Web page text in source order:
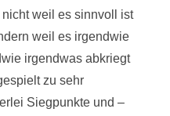
weil es sinnvoll ist
weil es irgendwie
irgendwas abkriegt
zu sehr
Siegpunkte und –